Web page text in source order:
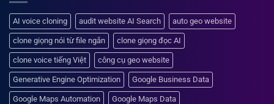
AI voice cloning audit website AI Search auto geo website
clone giọng nói từ file ngắn clone giọng đọc AI
clone voice tiếng Việt công cụ geo website
Generative Engine Optimization Google Business Data
Google Maps Automation Google Maps Data